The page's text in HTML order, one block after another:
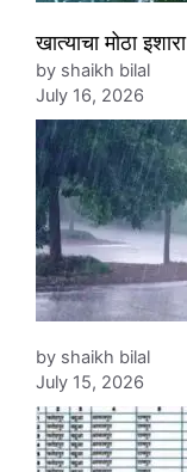
खात्याचा मोठा इशारा
by shaikh bilal
July 16, 2026
by shaikh bilal
July 15, 2026